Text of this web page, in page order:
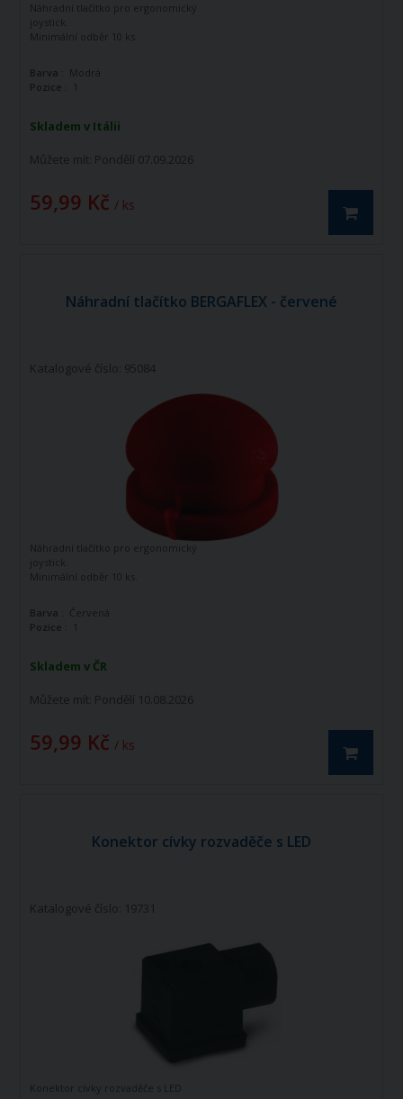
Skladem v Itálii
Můžete mít: Pondělí 07.09.2026
59,99 Kč / ks
Náhradní tlačítko pro ergonomický
joystick.
Minimální odběr 10 ks.
Barva : Modrá
Pozice :
1
Náhradní tlačítko BERGAFLEX - červené
Katalogové číslo: 95084
Skladem v ČR
Můžete mít: Pondělí 10.08.2026
59,99 Kč / ks
Náhradní tlačítko pro ergonomický
joystick.
Minimální odběr 10 ks.
Barva :
Červená
Pozice :
1
Konektor cívky rozvaděče s LED
Katalogové číslo: 19731
Konektor cívky rozvaděče s LED